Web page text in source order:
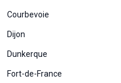
Courbevoie
Dijon
Dunkerque
Fort-de-France